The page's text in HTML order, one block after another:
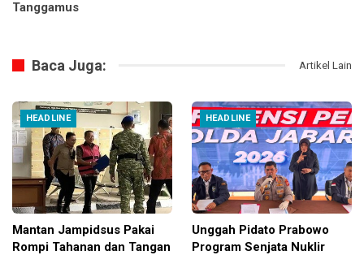
Tanggamus
Baca Juga: Artikel Lain
HEADLINE
Mantan Jampidsus Pakai
Rompi Tahanan dan Tangan
HEADLINE
Unggah Pidato Prabowo
Program Senjata Nuklir